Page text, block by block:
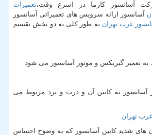
آسانسور کارما در اسرع وقت،تعمیرات
آسانسور ارائه سرویس های تعمیراتی آسانسور
غرب تهران به طور کلی به دو بخش تقسیم
آسانسور به کابین آن و درب و برد مربوط می
تهران
های شدید کابین آسانسور که به وضوح احساس